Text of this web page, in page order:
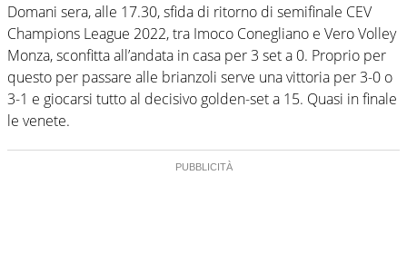
Domani sera, alle 17.30, sfida di ritorno di semifinale CEV
Champions League 2022, tra Imoco Conegliano e Vero Volley
Monza, sconfitta all’andata in casa per 3 set a 0. Proprio per
questo per passare alle brianzoli serve una vittoria per 3-0 o
3-1 e giocarsi tutto al decisivo golden-set a 15. Quasi in finale
le venete.